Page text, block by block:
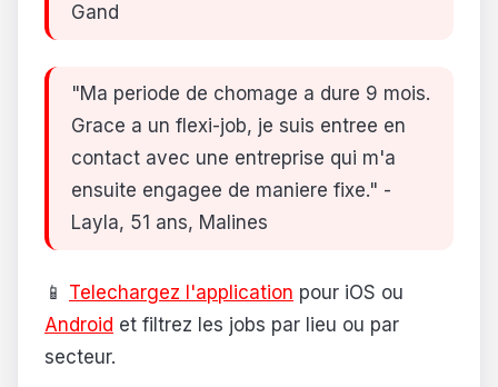
Gand
"Ma periode de chomage a dure 9 mois.
Grace a un flexi-job, je suis entree en
contact avec une entreprise qui m'a
ensuite engagee de maniere fixe." -
Layla, 51 ans, Malines
📱 Telechargez l'application pour iOS ou
Android et filtrez les jobs par lieu ou par
secteur.